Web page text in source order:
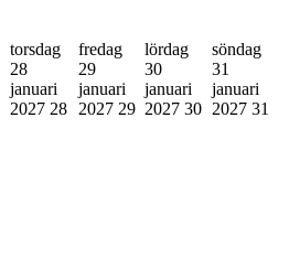
torsdag
28
januari
2027 28
fredag
29
januari
2027 29
lördag
30
januari
2027 30
söndag
31
januari
2027 31